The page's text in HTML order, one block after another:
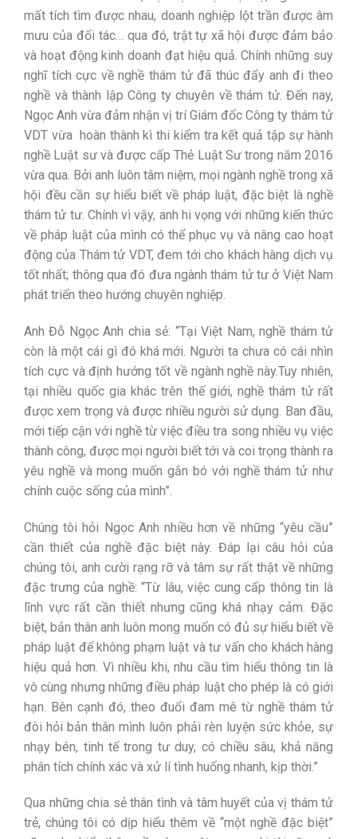
mất tích tìm được nhau, doanh nghiệp lột trần được âm
mưu của đối tác… qua đó, trật tự xã hội được đảm bảo
và hoạt động kinh doanh đạt hiệu quả. Chính những suy
nghĩ tích cực về nghề thám tử đã thúc đẩy anh đi theo
nghề và thành lập Công ty chuyên về thám tử. Đến nay,
Ngọc Anh vừa đảm nhận vị trí Giám đốc Công ty thám tử
VDT vừa hoàn thành kì thi kiểm tra kết quả tập sự hành
nghề Luật sư và được cấp Thẻ Luật Sư trong năm 2016
vừa qua. Bởi anh luôn tâm niệm, mọi ngành nghề trong xã
hội đều cần sự hiểu biết về pháp luật, đặc biệt là nghề
thám tử tư. Chính vì vậy, anh hi vọng với những kiến thức
về pháp luật của mình có thể phục vụ và nâng cao hoạt
động của Thám tử VDT, đem tới cho khách hàng dịch vụ
tốt nhất; thông qua đó đưa ngành thám tử tư ở Việt Nam
phát triển theo hướng chuyên nghiệp.
Anh Đỗ Ngọc Anh chia sẻ: “Tại Việt Nam, nghề thám tử
còn là một cái gì đó khá mới. Người ta chưa có cái nhìn
tích cực và định hướng tốt về ngành nghề này.Tuy nhiên,
tại nhiều quốc gia khác trên thế giới, nghề thám tử rất
được xem trọng và được nhiều người sử dụng. Ban đầu,
mới tiếp cận với nghề từ việc điều tra song nhiều vụ việc
thành công, được mọi người biết tới và coi trọng thành ra
yêu nghề và mong muốn gắn bó với nghề thám tử như
chính cuộc sống của mình”.
Chúng tôi hỏi Ngọc Anh nhiều hơn về những “yêu cầu”
cần thiết của nghề đặc biệt này. Đáp lại câu hỏi của
chúng tôi, anh cười rạng rỡ và tâm sự rất thật về những
đặc trưng của nghề: “Từ lâu, việc cung cấp thông tin là
lĩnh vực rất cần thiết nhưng cũng khá nhạy cảm. Đặc
biệt, bản thân anh luôn mong muốn có đủ sự hiểu biết về
pháp luật để không phạm luật và tư vấn cho khách hàng
hiệu quả hơn. Vì nhiều khi, nhu cầu tìm hiểu thông tin là
vô cùng nhưng những điều pháp luật cho phép là có giới
hạn. Bên cạnh đó, theo đuổi đam mê từ nghề thám tử
đòi hỏi bản thân mình luôn phải rèn luyện sức khỏe, sự
nhạy bén, tinh tế trong tư duy, có chiều sâu, khả năng
phân tích chính xác và xử lí tình huống nhanh, kịp thời.”
Qua những chia sẻ thân tình và tâm huyết của vị thám tử
trẻ, chúng tôi có dịp hiểu thêm về “một nghề đặc biệt”